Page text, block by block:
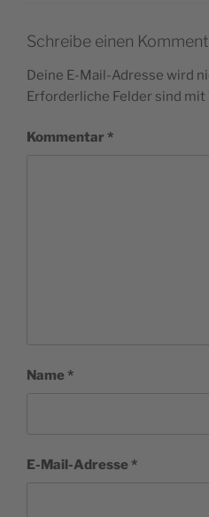
Schreibe einen
Deine E-Mail-Adresse wird
Erforderliche Felder sind mit
Kommentar *
Name*
E-Mail-Adresse*